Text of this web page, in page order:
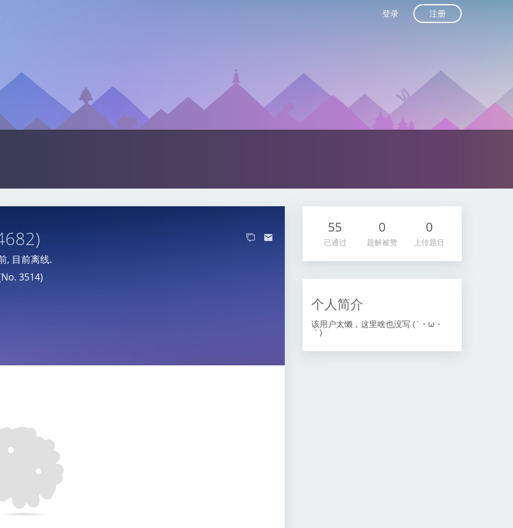
登录 注册
, 目前离线.
3514)
55
已通过
0
题解被赞
0
上传题目
个人简介
该用户太懒，这里啥也没写 (´・ω・
｀)